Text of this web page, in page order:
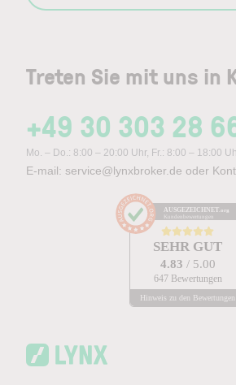
Treten Sie mit uns in
+49 30 303 28
Mo. – Do.: 8:00 – 20:00 Uhr, Fr.: 8:00 – 18:00
E-mail: service@lynxbroker.de oder
AUSGEZEICHNET .org
Kundenbewertungen
SEHR GUT
4.83 / 5.00
647 Bewertungen
Hinweis zu den Bewertungen